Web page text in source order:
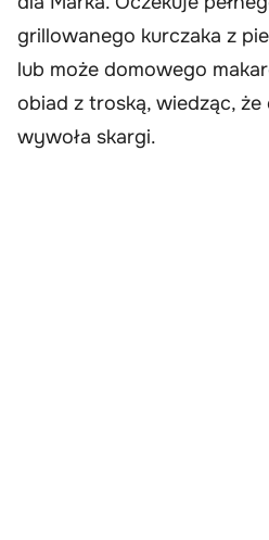
grillowanego kurczaka z
lub może domowego
obiad z troską, wiedząc,
wywoła skargi.